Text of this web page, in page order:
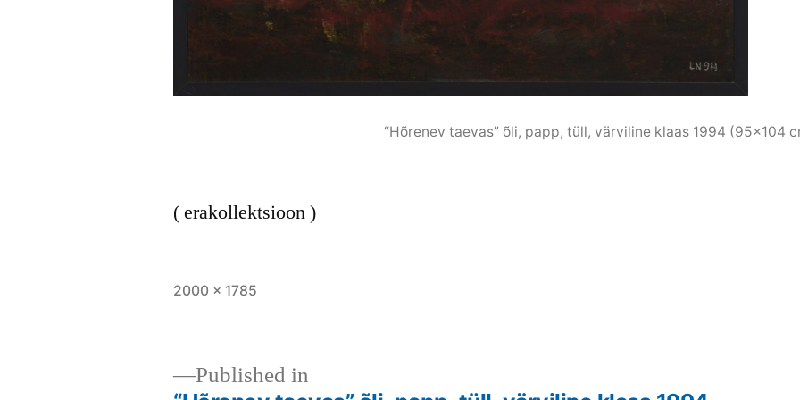
“Hõrenev taevas” õli, papp, tüll, värviline klaas 1994 (95×104
( erakollektsioon )
Full
2000 × 1785
Published in